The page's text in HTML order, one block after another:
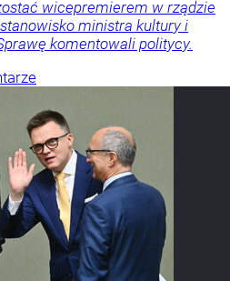
wicepremierem w rządzie
ministra kultury i
komentowali politycy.